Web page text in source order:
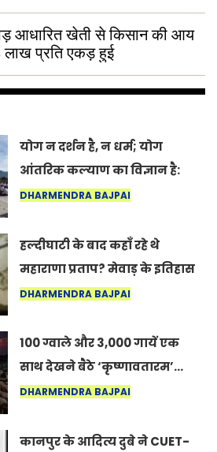
पेड़ आधारित खेती से किसान की आय
प्रति एकड़ हुई
योग न दर्शन है, न धर्म; योग
आंतरिक कल्याण का विज्ञान है:
अंतरराष्ट्रीय योग दिवस 2026 पर
DHARMENDRA BAJPAI
हल्दीघाटी के बाद कहाँ रहे थे
महाराणा प्रताप? मेवाड़ के इतिहास
का वह अनकहा अध्याय जो आज भी
DHARMENDRA BAJPAI
100 ग्वाले और 3,000 गायें एक
साथ देखने बैठे ‘कृष्णावतारम’…
नागपुर में दिखा ऐसा नज़ारा कि
कर सकते हैं”
DHARMENDRA BAJPAI
कानपुर के आदित्य दुबे ने CUET-